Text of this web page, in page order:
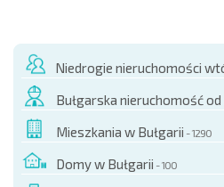
Niedrogie nieruchomości
Bułgarska nieruchomość
Mieszkania w Bułgarii - 1290
Domy w Bułgarii - 100